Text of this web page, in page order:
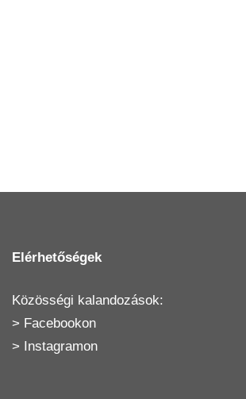
Elérhetőségek
Közösségi kalandozások:
> Facebookon
>
Instagramon